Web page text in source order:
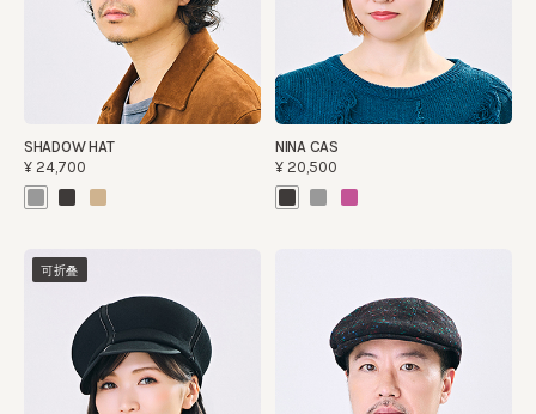
SHADOW HAT
¥24,700
NINA CAS
¥20,500
可折叠